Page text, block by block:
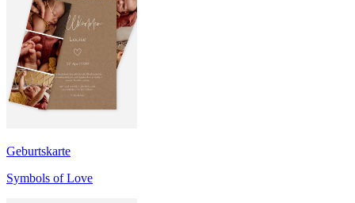
Geburtskarte
Symbols of Love